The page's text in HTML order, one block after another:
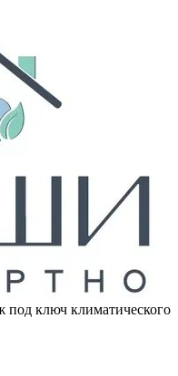
под ключ климатического